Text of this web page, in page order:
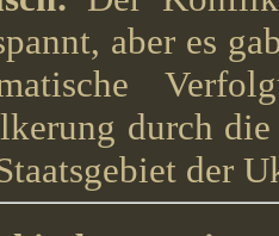
aber es
durch
der